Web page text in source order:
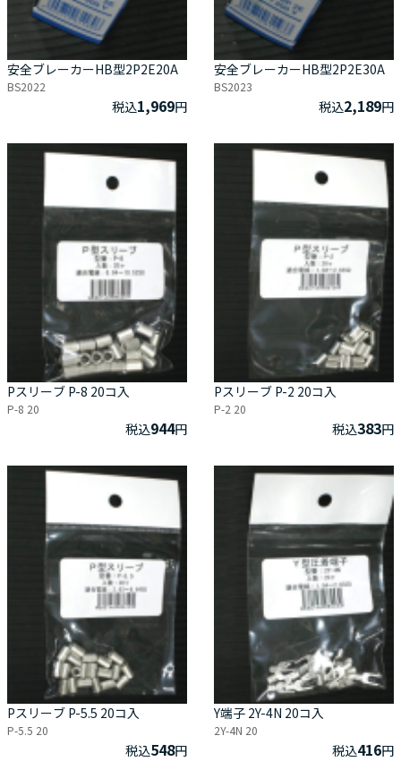
安全ブレーカーHB型2P2E20A
BS2022
税込1,969円
安全ブレーカーHB型2P2E30A
BS2023
税込2,189円
Pスリーブ P-8 20コ入
P-8 20
税込944円
Pスリーブ P-2 20コ入
P-2 20
税込383円
Pスリーブ P-5.5 20コ入
P-5.5 20
税込548円
Y端子 2Y-4N 20コ入
2Y-4N 20
税込416円